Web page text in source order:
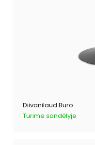
Diivanilaud Buro
Turime sandėlyje